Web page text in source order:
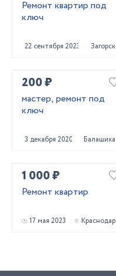
Ремонт квартир под
ключ
22 сентября 2023 Загорск
200 ₽
мастер, ремонт под
ключ
3 декабря 2020 Балашиха
1 000 ₽
Ремонт квартир
17 мая 2023 Краснодар